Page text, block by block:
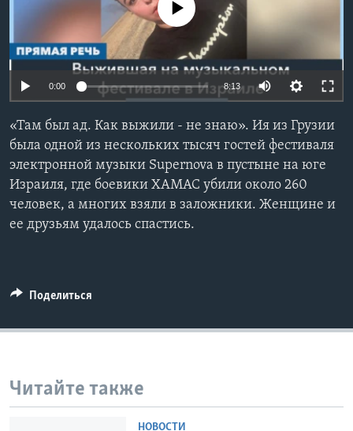
Learning English
СОЦИАЛЬНЫЕ СЕТИ
Языки
No media source currently available
0:00 8:13
«Там был ад. Как выжили - не знаю». Ия из Грузии
была одной из нескольких тысяч гостей фестиваля
электронной музыки Supernova в пустыне на юге
Израиля, где боевики ХАМАС убили около 260
человек, а многих взяли в заложники. Женщине и
ее друзьям удалось спастись.
Поделиться
Читайте также
НОВОСТИ